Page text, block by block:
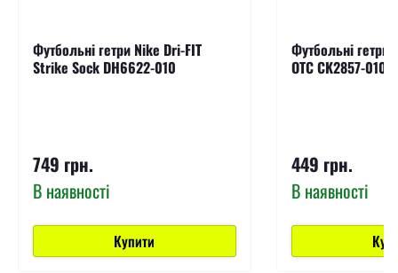
Футбольні гетри Nike Dri-FIT
Strike Sock DH6622-010
749 грн.
В наявності
Купити
Футбольні
OTC CK2857-010
449 грн.
В наявності